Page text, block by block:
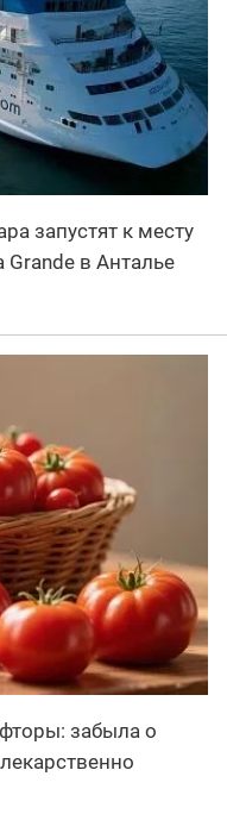
запустят к месту
Grande в Анталье
забыла о